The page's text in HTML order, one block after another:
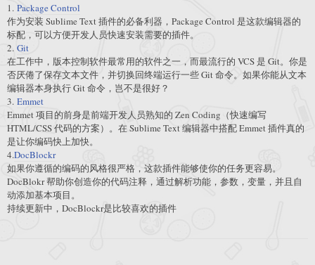
1. Package Control
作为安装 Sublime Text 插件的必备利器，Package Control 是这款编辑器的
标配，可以方便开发人员快速安装需要的插件。
2. Git
在工作中，版本控制软件最常用的软件之一，而最流行的 VCS 是 Git。你是
否厌倦了保存文本文件，并切换回终端运行一些 Git 命令。如果你能从文本
编辑器本身执行 Git 命令，岂不是很好？
3. Emmet
Emmet 项目的前身是前端开发人员熟知的 Zen Coding（快速编写
HTML/CSS 代码的方案）。在 Sublime Text 编辑器中搭配 Emmet 插件真的
是让你编码快上加快。
4.DocBlockr
如果你遵循的编码的风格很严格，这款插件能够使你的任务更容易。
DocBlokr 帮助你创造你的代码注释，通过解析功能，参数，变量，并且自
动添加基本项目。
持续更新中，DocBlockr是比较喜欢的插件